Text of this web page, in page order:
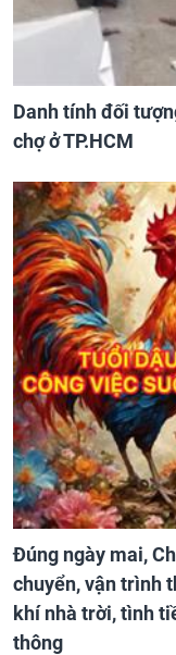
Danh tính đối
chợ ở TP.HCM
Đúng ngày mai,
chuyển, vận trình
khí nhà trời, tình
thông